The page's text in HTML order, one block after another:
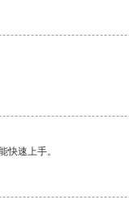
快速上手。